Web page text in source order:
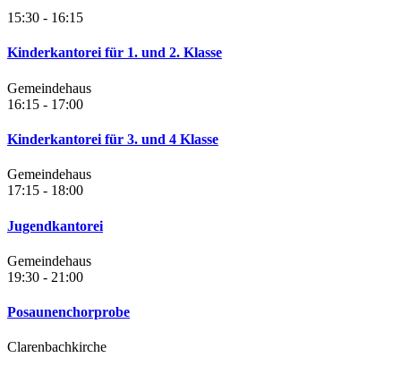
15:30 - 16:15
Kinderkantorei für 1. und 2. Klasse
Gemeindehaus
16:15 - 17:00
Kinderkantorei für 3. und 4 Klasse
Gemeindehaus
17:15 - 18:00
Jugendkantorei
Gemeindehaus
19:30 - 21:00
Posaunenchorprobe
Clarenbachkirche